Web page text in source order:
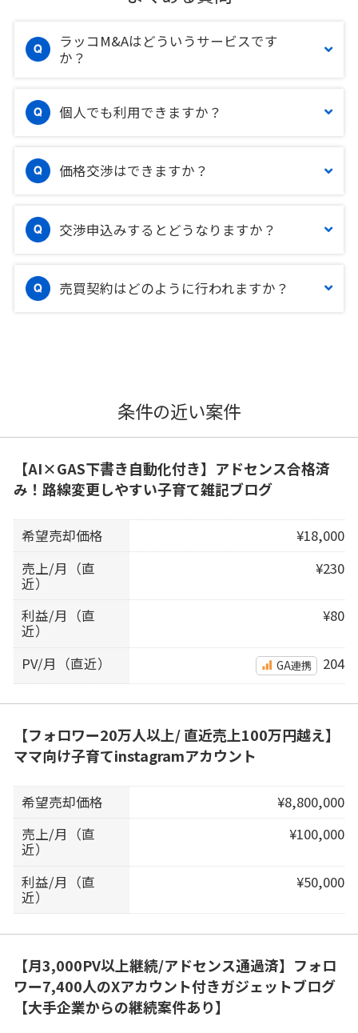
ラッコM&Aはどういうサービスです
か？
個人でも利用できますか？
価格交渉はできますか？
交渉申込みするとどうなりますか？
売買契約はどのように行われますか？
条件の近い案件
【AI×GAS下書き自動化付き】アドセンス合格済
み！路線変更しやすい子育て雑記ブログ
希望売却価格
¥18,000
売上/月（直
近）
¥230
利益/月（直
近）
¥80
PV/月（直近） GA連携 204
【フォロワー20万人以上/ 直近売上100万円越え】
ママ向け子育てinstagramアカウント
希望売却価格
¥8,800,000
売上/月（直
近）
¥100,000
利益/月（直
近）
¥50,000
【月3,000PV以上継続/アドセンス通過済】フォロ
ワー7,400人のXアカウント付きガジェットブログ
【大手企業からの継続案件あり】